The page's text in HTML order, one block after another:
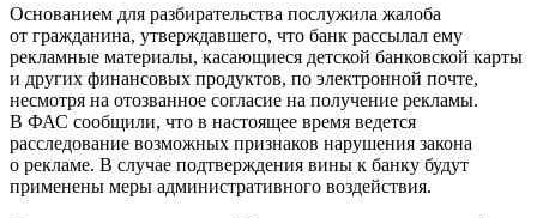
Основанием для разбирательства послужила жалоба
от гражданина, утверждавшего, что банк рассылал ему
рекламные материалы, касающиеся детской банковской карты
и других финансовых продуктов, по электронной почте,
несмотря на отозванное согласие на получение рекламы.
В ФАС сообщили, что в настоящее время ведется
расследование возможных признаков нарушения закона
о рекламе. В случае подтверждения вины к банку будут
применены меры административного воздействия.